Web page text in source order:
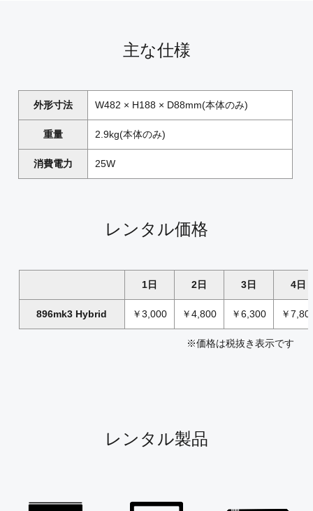
主な仕様
外形寸法 W482 × H188 × D88mm(本体のみ)
重量 2.9kg(本体のみ)
消費電力 25W
レンタル価格
1日 2日 3日 4日
896mk3 Hybrid ￥3,000 ￥4,800 ￥6,300 ￥
※価格は税抜き表示です
レンタル製品